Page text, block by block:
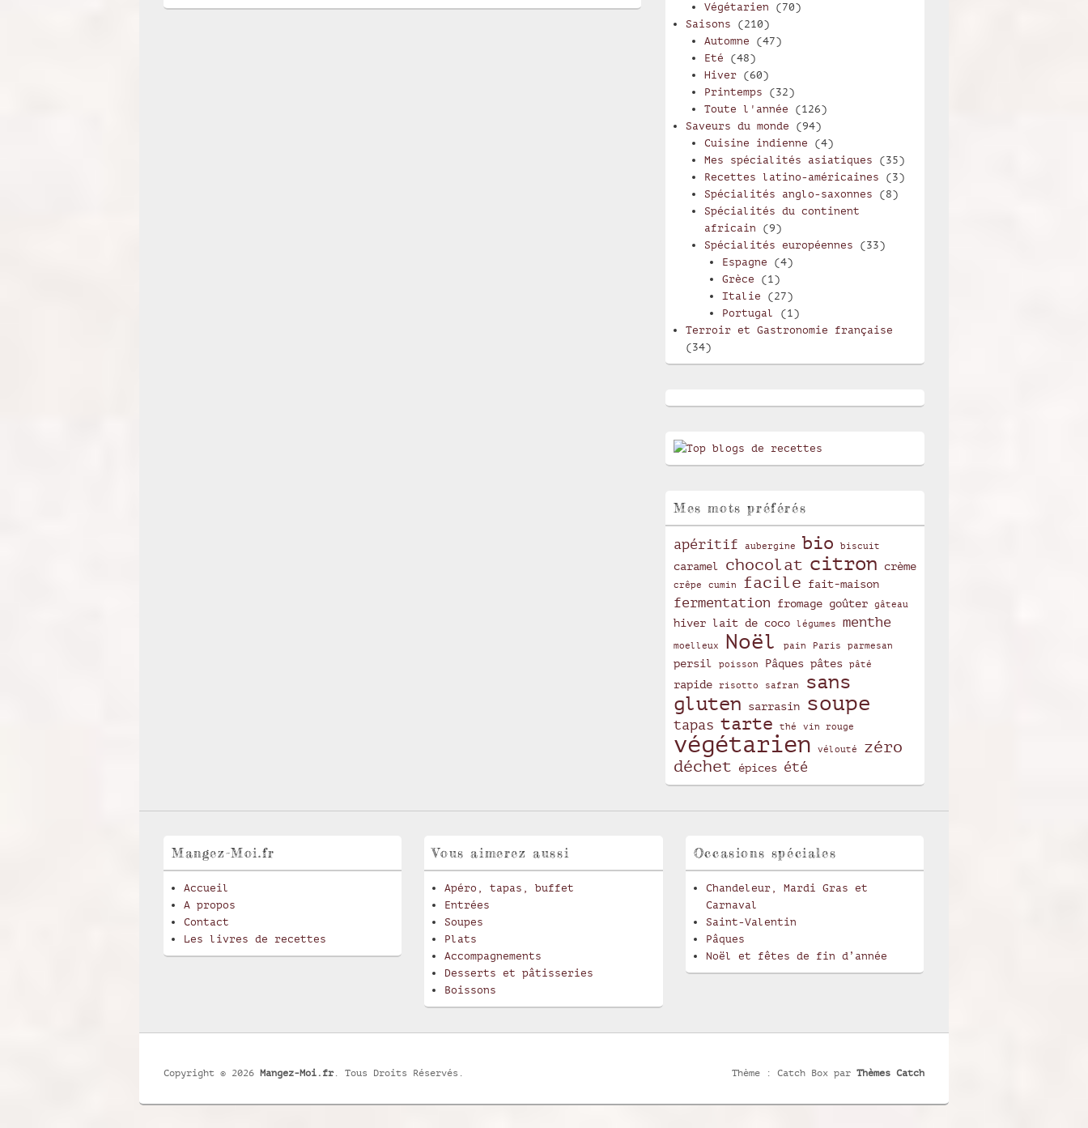
Végétarien (70)
Saisons (210)
Automne (47)
Eté (48)
Hiver(60)
Printemps (32)
Toute l'année (126)
Saveurs du monde (94)
Cuisine indienne (4)
Mes spécialités asiatiques (35)
Recettes latino-américaines (3)
Spécialités anglo-saxonnes (8)
Spécialités du continent
africain (9)
Spécialités européennes (33)
Espagne (4)
Grèce (1)
Italie (27)
Portugal
(1)
Terroir et Gastronomie française
(34)
Mes mots préférés
apéritif aubergine bio biscuit
caramel chocolat citron crème
crêpe cumin facile fait-maison
fermentation fromage goûter gâteau
hiver lait de coco légumes menthe
moelleux Noël pain Paris parmesan
persil poisson Pâques pâtes pâté
rapide risotto safran
sans
gluten
sarrasin soupe
tapas tarte thé vin rouge
végétarien vélouté
zéro
déchet
épices été
Mangez-Moi.fr
Accueil
A propos
Contact
Les livres de recettes
Vous aimerez aussi
Apéro, tapas, buffet
Entrées
Soupes
Plats
Accompagnements
Desserts et pâtisseries
Boissons
Occasions spéciales
Chandeleur, Mardi Gras et
Carnaval
Saint-Valentin
Pâques
Noël et fêtes de fin d’année
Copyright © 2026 Mangez-Moi.fr. Tous Droits Réservés. Thème : Catch Box par Thèmes Catch